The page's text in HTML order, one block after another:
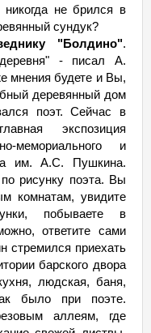
не брился в
сундук?
"Болдино".
- писал А.
мнения будете и Вы,
деревянный дом
поэт. Сейчас в
экспозиция
мемориального и
им. А.С. Пушкина.
рисунку поэта. Вы
комнатам, увидите
побываете в
ответите сами
стремился приехать
барского двора
людская, баня,
было при поэте.
аллеям, где